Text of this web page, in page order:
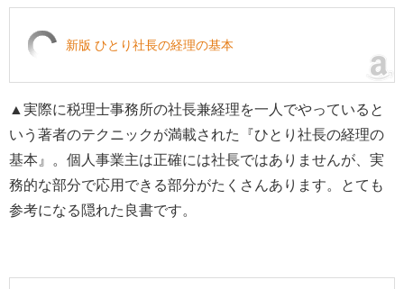
新版 ひとり社長の経理の基本
▲実際に税理士事務所の社長兼経理を一人でやっていると
いう著者のテクニックが満載された『ひとり社長の経理の
基本』。個人事業主は正確には社長ではありませんが、実
務的な部分で応用できる部分がたくさんあります。とても
参考になる隠れた良書です。